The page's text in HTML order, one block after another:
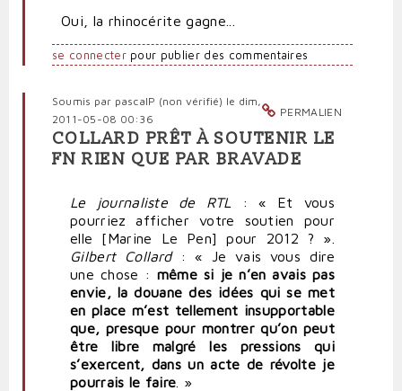
Oui, la rhinocérite gagne...
se connecterpour publier des commentaires
PERMALIEN
Soumis par pascalP (non vérifié) le dim,
2011-05-08 00:36
COLLARD PRÊT À SOUTENIR LE
FN RIEN QUE PAR BRAVADE
Le journaliste de RTL
: « Et vous
pourriez afficher votre soutien pour
elle [Marine Le Pen] pour 2012 ? ».
Gilbert Collard: « Je vais vous dire
une chose : même si je n’en avais pas
envie, la douane des idées qui se met
en place m’est tellement insupportable
que, presque pour montrer qu’on peut
être libre malgré les pressions qui
s’exercent, dans un acte de révolte je
pourrais le faire . »